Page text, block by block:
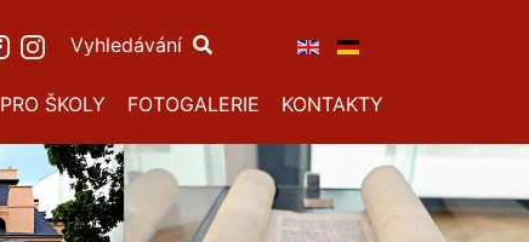
Vyhledávání
PRO ŠKOLY FOTOGALERIE KONTAKTY